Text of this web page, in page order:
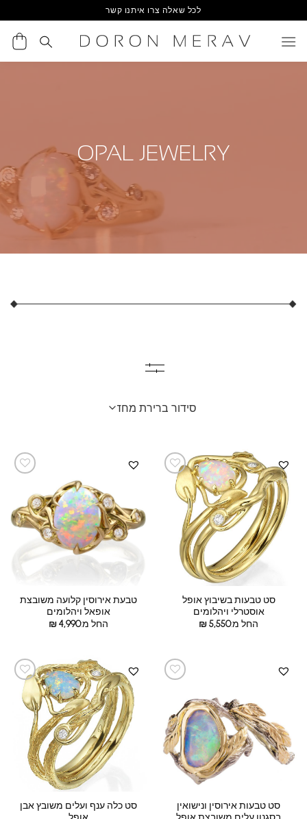
to
content
לכל שאלה צרו איתנו קשר
OPAL JEWELRY
סט טבעות בשיבוץ אופל
אוסטרלי ויהלומים
החל מ:
₪5,550
טבעת אירוסין קלועה משובצת
אופאל ויהלומים
החל מ:
₪4,990
סט טבעות אירוסין ונישואין
סט כלה ענף ועלים משובץ אבן